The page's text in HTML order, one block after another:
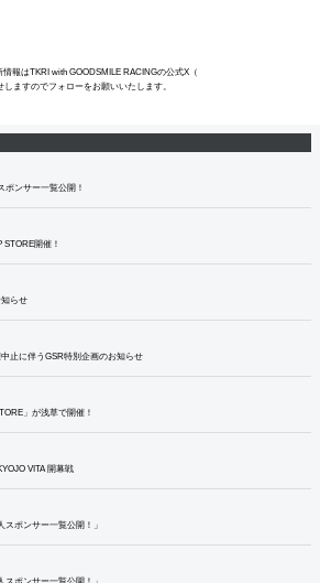
報はTKRI with GOODSMILE RACINGの公式X（
しますのでフォローをお願いいたします。
ポンサー一覧公開！
STORE開催！
らせ
止に伴うGSR特別企画のお知らせ
」が浅草で開催！
VITA 開幕戦
スポンサー一覧公開！」